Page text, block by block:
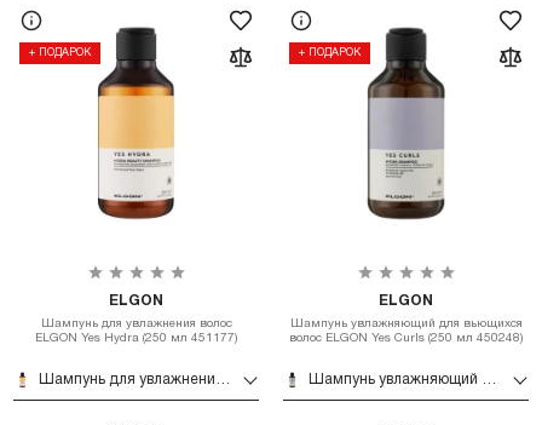
+ ПОДАРОК
ELGON
Шампунь для увлажнения волос
ELGON Yes Hydra (250 мл 451177)
+ ПОДАРОК
ELGON
Шампунь увлажняющий для вьющихся
волос ELGON Yes Curls (250 мл 450248)